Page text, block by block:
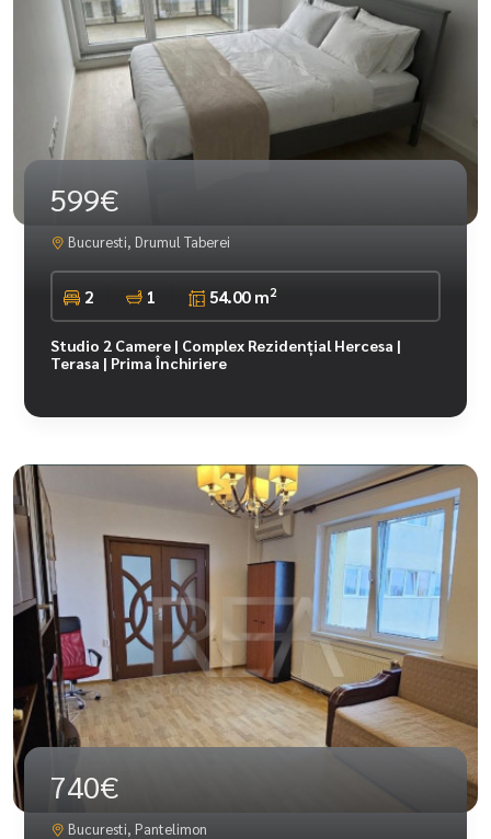
599€
Bucuresti, Drumul Taberei
2 1 54.00 m2
Studio 2 Camere | Complex Rezidențial Hercesa |
Terasa | Prima Închiriere
740€
Bucuresti, Pantelimon